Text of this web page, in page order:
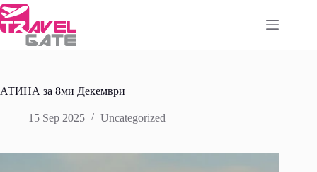
Skip
to
content
АТИНА за 8ми Декември
15 Sep 2025 Uncategorized